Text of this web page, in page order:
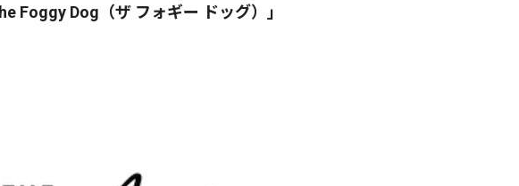
Foggy Dog（ザ フォギー ドッグ）」